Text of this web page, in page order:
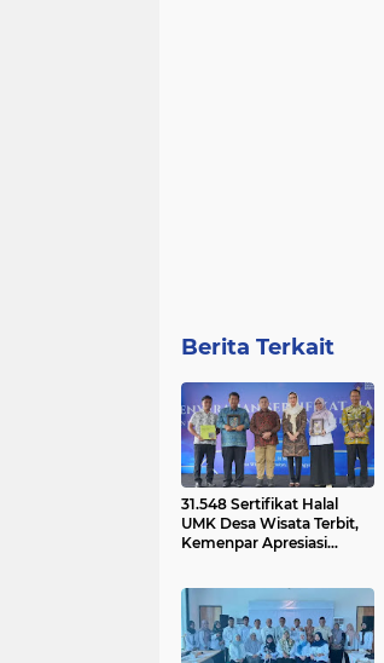
Berita Terkait
31.548 Sertifikat Halal
UMK Desa Wisata Terbit,
Kemenpar Apresiasi